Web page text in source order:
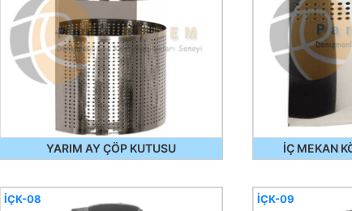
YARIM AY ÇÖP KUTUSU İÇ MEKAN
İÇK-08 İÇK-09